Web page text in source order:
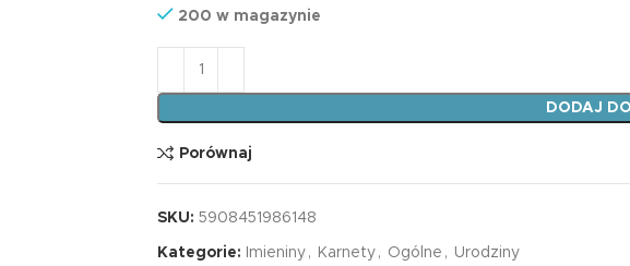
200 w magazynie
ilość Karnet KW LENIWY KRÓL
DODAJ
Porównaj
SKU: 5908451986148
Kategorie: Imieniny , Karnety , Ogólne , Urodziny